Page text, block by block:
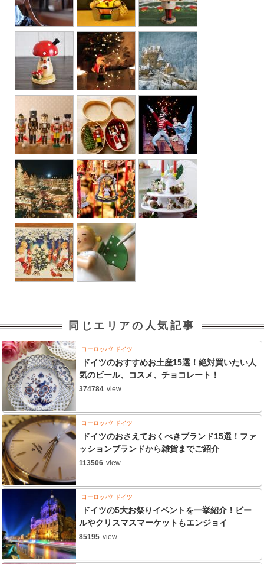
同じエリアの人気記事
ヨーロッパ ドイツ
ドイツのおすすめお土産15選！絶対買いたい人
気のビール、コスメ、チョコレート！
374784 view
ヨーロッパ ドイツ
ドイツのおさえておくべきブランド15選！ファ
ッションブランドから雑貨までご紹介
113506 view
ヨーロッパ ドイツ
ドイツの5大お祭りイベントを一挙紹介！ビー
ルやクリスマスマーケットもエンジョイ
85195 view